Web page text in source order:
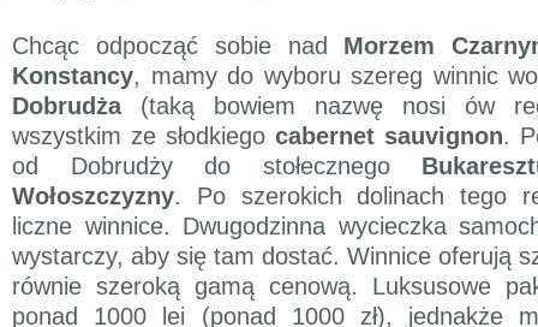
Chcąc odpocząć sobie nad Morzem
Konstancy, mamy do wyboru szereg winnic
Dobrudża(taką bowiem nazwę nosi ów
wszystkim ze słodkiego cabernet sauvignon.
od Dobrudży do stołecznego
Wołoszczyzny. Po szerokich dolinach tego
liczne winnice. Dwugodzinna wycieczka
wystarczy, aby się tam dostać. Winnice oferują
równie szeroką gamą cenową. Luksusowe
ponad 1000 lei (ponad 1000 zł), jednakże